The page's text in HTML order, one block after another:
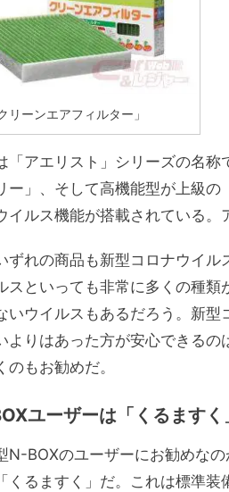
リーンエアフィルター」
「アエリスト」シリーズの名
ー」、そして高機能型が上級
イルス機能が搭載されている。
ずれの商品も新型コロナウイ
スといっても非常に多くの種
いウイルスもあるだろう。新
よりはあった方が安心できる
のもお勧めだ。
ユーザーは「くるますく
N-BOXのユーザーにお勧めな
くるますく」だ。これは標準